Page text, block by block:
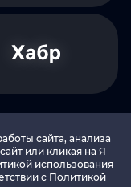
защищены
сайта, анализа
или кликая на Я
использования
c Политикой